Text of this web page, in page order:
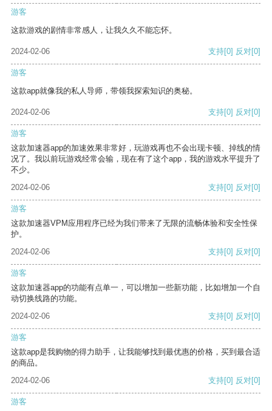
游客
这款游戏的剧情非常感人，让我久久不能忘怀。
2024-02-06 支持[0] 反对[0]
游客
这款app就像我的私人导师，带领我探索知识的奥秘。
2024-02-06 支持[0] 反对[0]
游客
这款加速器app的加速效果非常好，玩游戏再也不会出现卡顿、掉线的情
况了。我以前玩游戏经常会输，现在有了这个app，我的游戏水平提升了
不少。
2024-02-06
支持[0] 反对[0]
游客
这款加速器VPM应用程序已经为我们带来了无限的流畅体验和安全性保
护。
2024-02-06
支持[0] 反对[0]
游客
这款加速器app的功能有点单一，可以增加一些新功能，比如增加一个自
动切换线路的功能。
2024-02-06
支持[0] 反对[0]
游客
这款app是我购物的得力助手，让我能够找到最优惠的价格，买到最合适
的商品。
2024-02-06
支持[0] 反对[0]
游客